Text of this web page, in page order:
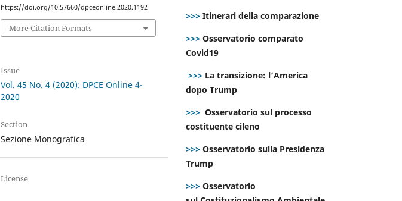
https://doi.org/10.57660/dpceonline.2020.1192
More Citation Formats
Issue
Vol. 45 No. 4 (2020): DPCE Online 4-
2020
Section
Sezione Monografica
License
>>> Itinerari della comparazione
>>> Osservatorio comparato
Covid19
>>> La transizione: l’America
dopo Trump
>>> Osservatorio sul processo
costituente cileno
>>> Osservatorio sulla Presidenza
Trump
>>> Osservatorio